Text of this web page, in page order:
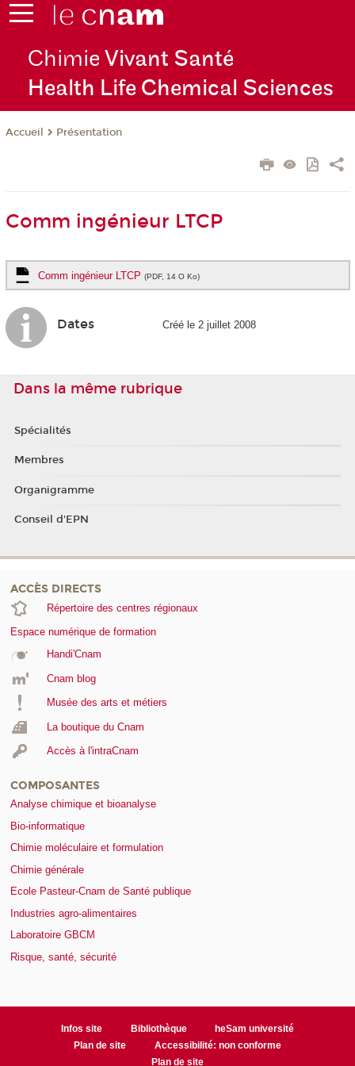
Chimie Vivant Santé
Health Life Chemical Sciences
Accueil Présentation
Comm ingénieur LTCP
Comm ingénieur LTCP (PDF, 14 O Ko)
Dates Créé le 2 juillet 2008
Dans la même rubrique
Spécialités
Membres
Organigramme
Conseil d'EPN
ACCÈS DIRECTS
Répertoire des centres régionaux
Espace numérique de formation
Handi'Cnam
Cnam blog
Musée des arts et métiers
La boutique du Cnam
Accès à l'intraCnam
COMPOSANTES
Analyse chimique et bioanalyse
Bio-informatique
Chimie moléculaire et formulation
Chimie générale
Ecole Pasteur-Cnam de Santé publique
Industries agro-alimentaires
Laboratoire GBCM
Risque, santé, sécurité
Infos site Bibliothèque
heSam université
Plan de site
Accessibilité: non conforme
Plan de site